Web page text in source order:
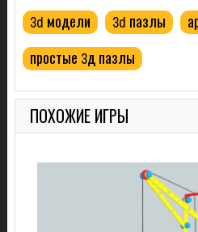
3d модели
3d пазлы
простые 3д пазлы
ПОХОЖИЕ ИГРЫ